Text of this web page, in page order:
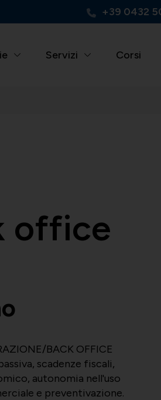
+39 0432
Servizi Corsi
office
BACK OFFICE
scadenze fiscali,
autonomia nell'uso
e preventivazione.